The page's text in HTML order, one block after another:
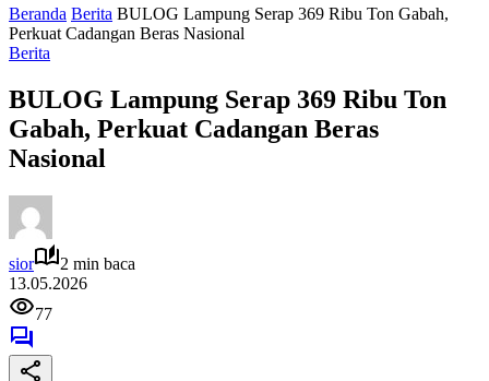
Beranda Berita ‎BULOG Lampung Serap 369 Ribu Ton Gabah,
Perkuat Cadangan Beras Nasional ‎
Berita
‎BULOG Lampung Serap 369 Ribu Ton
Gabah, Perkuat Cadangan Beras
Nasional ‎
sior
2 min baca
13.05.2026
77